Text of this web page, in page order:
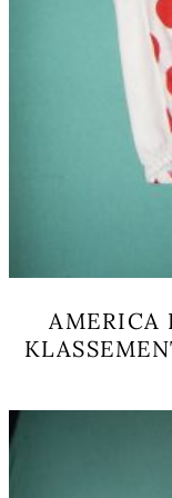
AMERICA